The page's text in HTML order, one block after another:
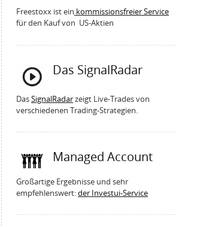
Freestoxx ist ein kommissionsfreier Service
für den Kauf von US-Aktien
Das SignalRadar
DasSignalRadarzeigt Live-Trades von
verschiedenen Trading-Strategien.
Managed Account
Großartige Ergebnisse und sehr
empfehlenswert:der Investui-Service